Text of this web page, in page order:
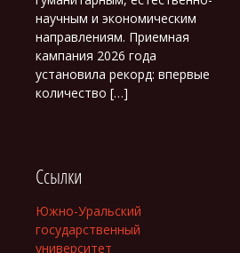
научным и экономическим
направлениям. Приемная
кампания 2026 года
установила рекорд: впервые
количество […]
Ссылки
Южно-Уральский
государственный
университет